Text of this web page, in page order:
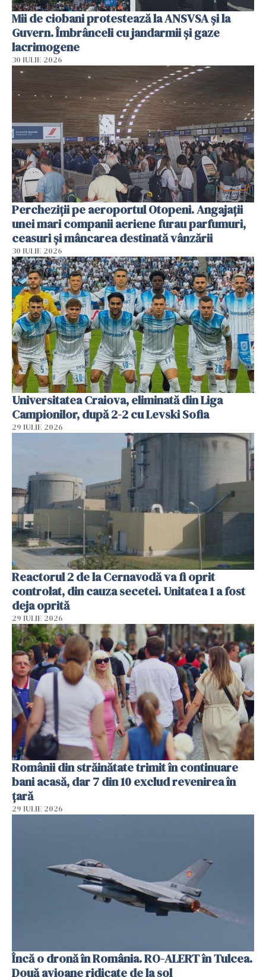
Mii de ciobani protestează la ANSVSA și la
Guvern. Îmbrânceli cu jandarmii și gaze
lacrimogene
30 IULIE 2026
Percheziții pe aeroportul Otopeni. Angajații
unei mari companii aeriene furau parfumuri,
ceasuri și mâncarea destinată vânzării
30 IULIE 2026
Universitatea Craiova, eliminată din Liga
Campionilor, după 2-2 cu Levski Sofia
29 IULIE 2026
Reactorul 2 de la Cernavodă va fi oprit
controlat, din cauza secetei. Unitatea 1 a fost
deja oprită
29 IULIE 2026
Românii din străinătate trimit în continuare
bani acasă, dar 7 din 10 exclud revenirea în
țară
29 IULIE 2026
Încă o dronă în România. RO-ALERT în Tulcea.
Două avioane ridicate de la sol